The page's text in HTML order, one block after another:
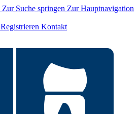
Zur Suche springen Zur Hauptnavigation
Registrieren Kontakt